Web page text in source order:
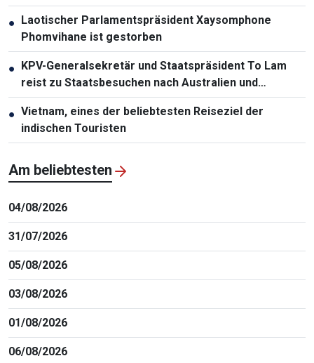
Phomvihane
● Laotischer Parlamentspräsident Xaysomphone
Phomvihane ist gestorben
● KPV-Generalsekretär und Staatspräsident To Lam
reist zu Staatsbesuchen nach Australien und
Neuseeland
● Vietnam, eines der beliebtesten Reiseziel der
indischen Touristen
Am beliebtesten
04/08/2026
31/07/2026
05/08/2026
03/08/2026
01/08/2026
06/08/2026